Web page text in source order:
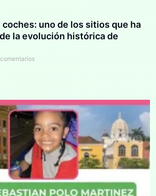
coches: uno de los sitios que ha
la evolución histórica de